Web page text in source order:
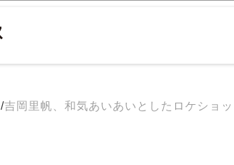
/吉岡里帆、和気あいあいとしたロケショ